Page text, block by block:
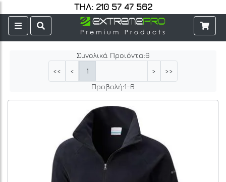
ΤΗΛ: 210 57 47 562
Συνολικά Προιόντα:6
<<
< 1 >
>>
Προβολή:1-6